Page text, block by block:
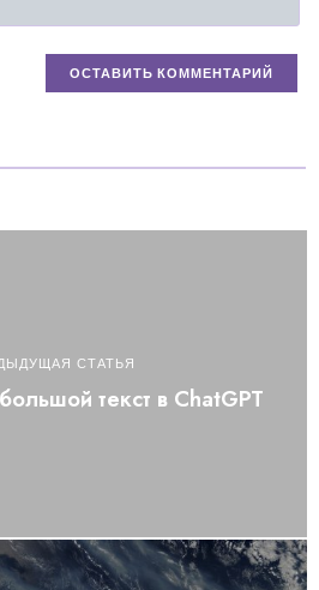
СТАТЬЯ
текст в ChatGPT